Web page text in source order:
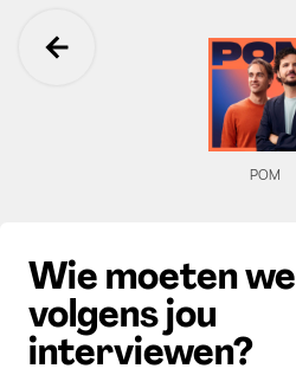
Ga terug
POM
Wie moeten we
volgens jou
interviewen?